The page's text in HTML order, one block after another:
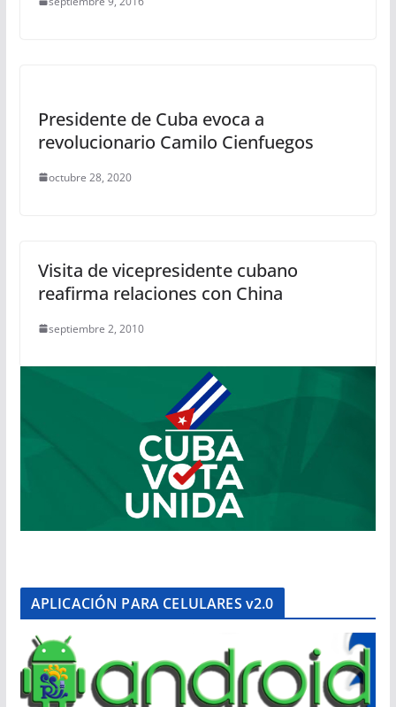
Presidente de Cuba evoca a
revolucionario Camilo Cienfuegos
octubre 28, 2020
Visita de vicepresidente cubano
reafirma relaciones con China
septiembre 2, 2010
APLICACIÓN PARA CELULARES v2.0